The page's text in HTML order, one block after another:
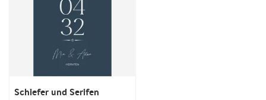
Schiefer und Serifen